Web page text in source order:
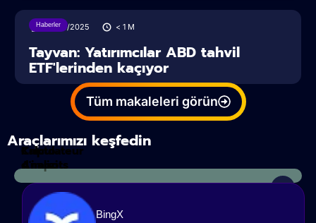
Haberler
27/06/2025 < 1 M
Tayvan: Yatırımcılar ABD tahvil
ETF'lerinden kaçıyor
Tüm makaleleri görün
Araçlarımızı keşfedin
Calculateur
d'impots
Kripto
Analizi
BingX